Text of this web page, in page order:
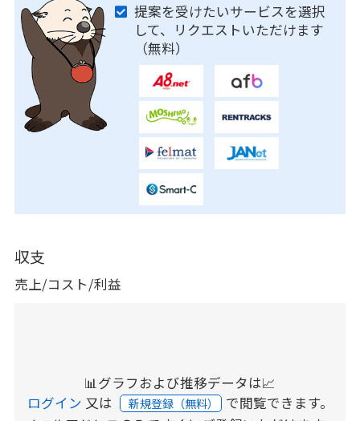
提案を受けたいサービスを選択
して、リクエストいただけます
（無料）
収支
売上/コスト/利益
📊グラフおよび推移データは📈
ログイン 又は 新規登録（無料） で閲覧できます。